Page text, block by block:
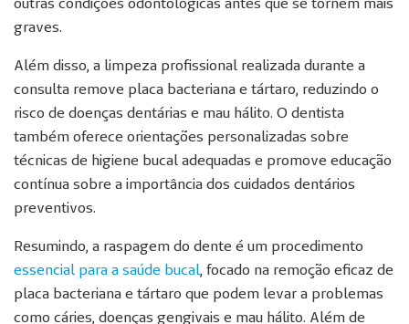
graves.
Além disso, a limpeza profissional realizada durante a
consulta remove placa bacteriana e tártaro, reduzindo o
risco de doenças dentárias e mau hálito. O dentista
também oferece orientações personalizadas sobre
técnicas de higiene bucal adequadas e promove educação
contínua sobre a importância dos cuidados dentários
preventivos.
Resumindo, a raspagem do dente é um procedimento
essencial para a saúde bucal, focado na remoção eficaz de
placa bacteriana e tártaro que podem levar a problemas
como cáries, doenças gengivais e mau hálito. Além de